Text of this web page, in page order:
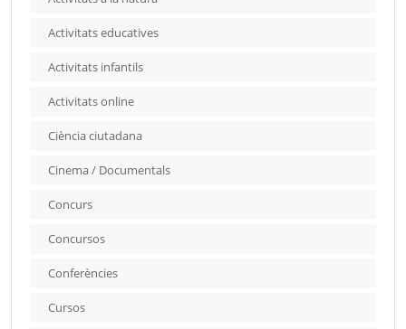
Activitats educatives
Activitats infantils
Activitats online
Ciència ciutadana
Cinema / Documentals
Concurs
Concursos
Conferències
Cursos